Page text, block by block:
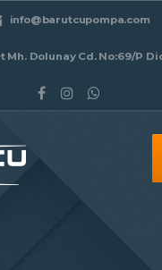
info@barutcupompa.com
Mh. Dolunay Cd. No:69/P